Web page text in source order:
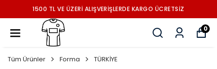
1500 TL VE ÜZERİ ALIŞVERİŞLERDE KARGO ÜCRETSİZ
0
Tüm Ürünler Forma TÜRKİYE